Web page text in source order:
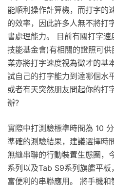
能順利操作計算機，而打字的
的效率，因此許多人無不將打
書處理能力。 目前有關打字
技能基金會)有相關的證照可
業亦將打字速度視為徵才的基
試自己的打字能力到達哪個水
或者有天突然朋友問起你的打
辦?
實際中打測驗標準時間為 10
準確的測驗結果，建議選擇時
無縫串聯的行動裝置生態圈，
系列以及Tab S9系列旗艦平
富便利的串聯應用。 將手機